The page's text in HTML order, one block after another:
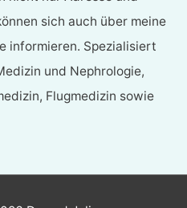
sich auch über meine
informieren. Spezialisiert
und Nephrologie,
Flugmedizin sowie